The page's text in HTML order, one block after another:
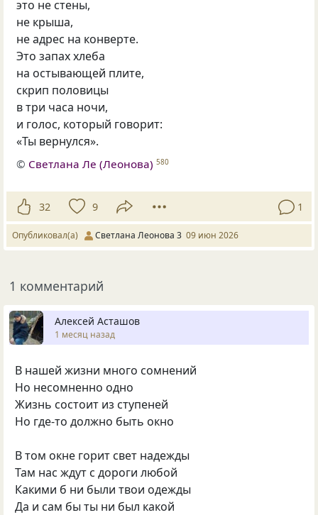
это не стены,
не крыша,
не адрес на конверте.
Это запах хлеба
на остывающей плите,
скрип половицы
в три часа ночи,
и голос, который говорит:
«Ты вернулся».
© Светлана Ле (Леонова) 580
32 9 1
Опубликовал(а) Светлана Леонова 3 09 июн 2026
1 комментарий
Алексей Асташов
1 месяц назад
В нашей жизни много сомнений
Но несомненно одно
Жизнь состоит из ступеней
Но где-то должно быть окно
В том окне горит свет надежды
Там нас ждут с дороги любой
Какими б ни были твои одежды
Да и сам бы ты ни был какой